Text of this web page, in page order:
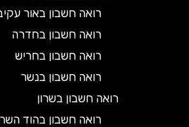
רואה חשבון באור עקיבא
רואה חשבון בחדרה
רואה חשבון בחריש
רואה חשבון בנשר
רואה חשבון בשרון
רואה חשבון בהוד השרון